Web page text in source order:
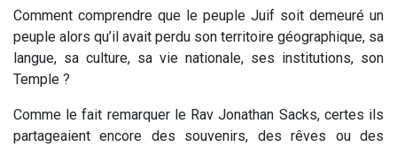
Comment comprendre que le peuple Juif soit demeuré un
peuple alors qu’il avait perdu son territoire géographique, sa
langue, sa culture, sa vie nationale, ses institutions, son
Temple ?
Comme le fait remarquer le Rav Jonathan Sacks, certes ils
partageaient encore des souvenirs, des rêves ou des